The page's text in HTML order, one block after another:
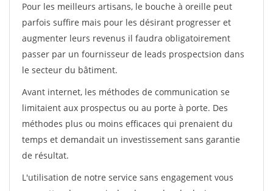
Pour les meilleurs artisans, le bouche à oreille peut
parfois suffire mais pour les désirant progresser et
augmenter leurs revenus il faudra obligatoirement
passer par un fournisseur de leads prospectsion dans
le secteur du bâtiment.
Avant internet, les méthodes de communication se
limitaient aux prospectus ou au porte à porte. Des
méthodes plus ou moins efficaces qui prenaient du
temps et demandait un investissement sans garantie
de résultat.
L'utilisation de notre service sans engagement vous